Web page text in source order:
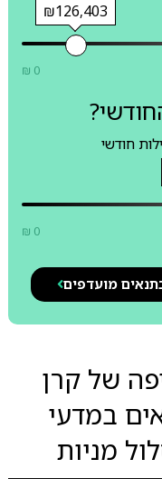
₪126,403
₪ 0
חודשי
₪ 0
מועדפים
של קרן
במדעי
מניות